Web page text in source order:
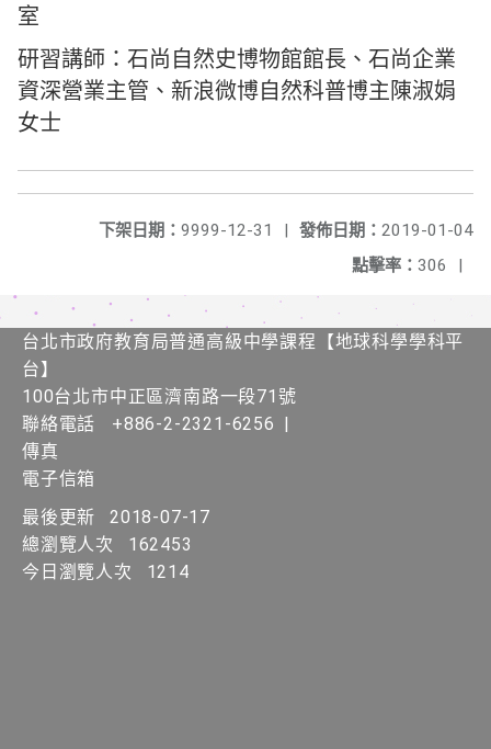
室
研習講師： 石尚自然史博物館館長、石尚企業
資深營業主管、 新浪微博自然科普博主陳淑娟
女士
發佈日期： 2019-01-04
下架日期： 9999-12-31
|
點擊率： 306 |
台北市政府教育局普通高級中學課程​【​地球科學學科平
台】
100台北市中正區濟南路一段71號
聯絡電話
+886-2-2321-6256 |
傳真
電子信箱
最後更新
2018-07-17
總瀏覽人次
162453
今日瀏覽人次
1214